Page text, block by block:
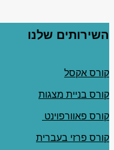
השירותים שלנו
קורס אקסל
קורס בניית מצגות
קורס פאוורפוינט
קורס פרזי בעברית